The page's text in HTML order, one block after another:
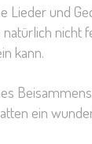
Lieder und
nicht
kann.
ein